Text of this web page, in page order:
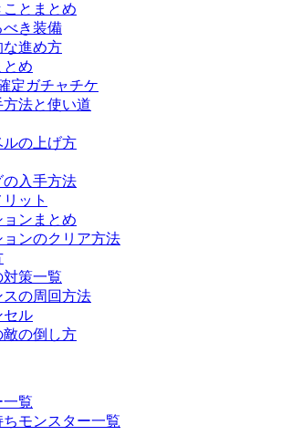
とまとめ
べき装備
な進め方
とめ
定ガチャチケ
法と使い道
の上げ方
の入手方法
ット
ンまとめ
ンのクリア方法
策一覧
の周回方法
セル
敵の倒し方
一覧
モンスター一覧